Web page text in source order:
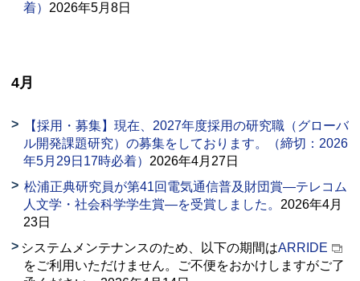
着） 2026年5月8日
4月
【採用・募集】現在、2027年度採用の研究職（グローバ
ル開発課題研究）の募集をしております。（締切：2026
年5月29日17時必着） 2026年4月27日
松浦正典研究員が第41回電気通信普及財団賞―テレコム
人文学・社会科学学生賞―を受賞しました。 2026年4月
23日
システムメンテナンスのため、以下の期間はARRIDE
をご利用いただけません。ご不便をおかけしますがご了